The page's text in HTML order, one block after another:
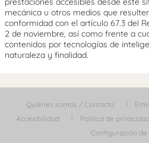
mecánica u otros medios que
conformidad con el artículo 67.3 del
2 de noviembre, así como frente a
contenidos por tecnologías de
naturaleza y finalidad.
Quiénes somos / Contacta
Accesibilidad
Política de privacidad
Configuración de